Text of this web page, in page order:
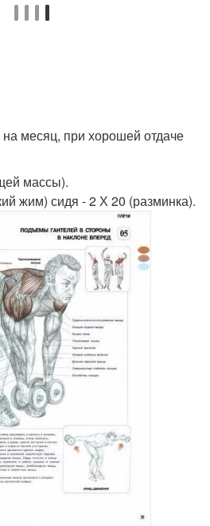
месяц, при хорошей отдаче
массы).
жим) сидя - 2 Х 20 (разминка).